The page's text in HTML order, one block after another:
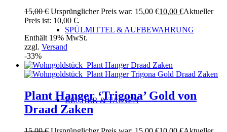
SPÜLMITTEL & AUFBEWAHRUNG
BECHER & TASSEN
15,00€ Ursprünglicher Preis war: 15,00 €10,00 €Aktueller
Preis ist: 10,00 €.
Enthält 19% MwSt.
zzgl. Versand
-33%
Plant Hanger ‘Trigona’ Gold von
Draad Zaken